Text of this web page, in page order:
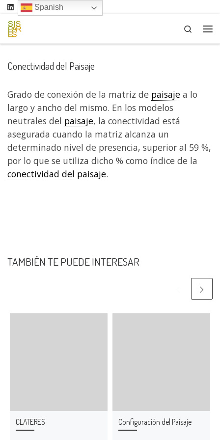
Saltar al contenido
Search
Conectividad del Paisaje
Grado de conexión de la matriz de paisaje a lo
largo y ancho del mismo. En los modelos
neutrales del paisaje, la conectividad está
asegurada cuando la matriz alcanza un
determinado nivel de presencia, superior al 59 %,
por lo que se utiliza dicho % como índice de la
conectividad del paisaje.
TAMBIÉN TE PUEDE INTERESAR
CLATERES Configuración del Paisaje
Spanish